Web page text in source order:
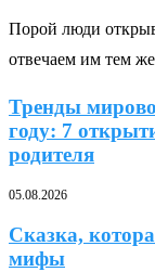
Порой люди
отвечаем им тем
Тренды
году: 7
родителя
05.08.2026
Сказка,
мифы